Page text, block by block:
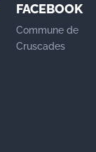
FACEBOOK
Commune de
Cruscades